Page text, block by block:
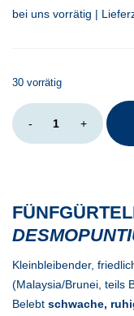
bei uns vorrätig |
30 vorrätig
-
Desmopuntius
pentazona
Menge
+
Kleinbleibender,
(Malaysia/Brunei, teils
Belebt schwache,